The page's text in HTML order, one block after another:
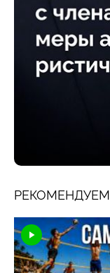
РЕКОМЕНДУЕМ